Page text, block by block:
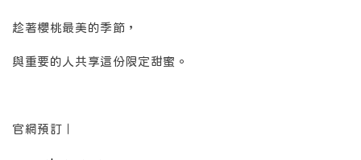
趁著櫻桃最美的季節，
與重要的人共享這份限定甜蜜。
官網預訂｜